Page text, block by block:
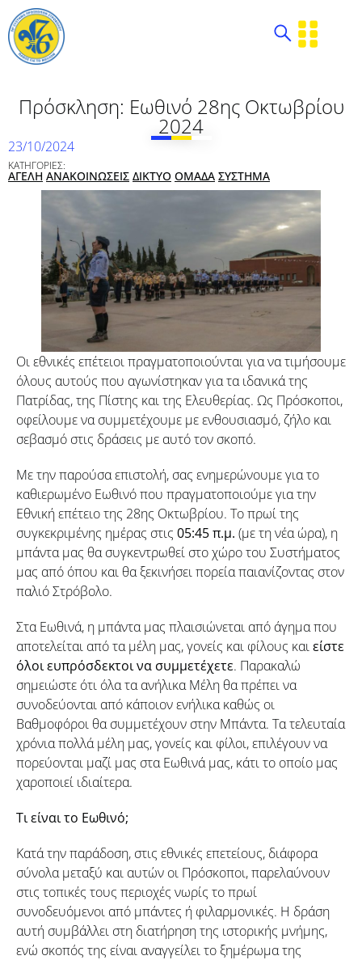
Πρόσκληση: Εωθινό 28ης Οκτωβρίου
2024
23/10/2024
ΚΑΤΗΓΟΡΙΕΣ:
ΑΓΕΛΗ ΑΝΑΚΟΙΝΩΣΕΙΣ ΔΙΚΤΥΟ ΟΜΑΔΑ ΣΥΣΤΗΜΑ
Οι εθνικές επέτειοι πραγματοποιούνται για να τιμήσουμε
όλους αυτούς που αγωνίστηκαν για τα ιδανικά της
Πατρίδας, της Πίστης και της Ελευθερίας. Ως Πρόσκοποι,
οφείλουμε να συμμετέχουμε με ενθουσιασμό, ζήλο και
σεβασμό στις δράσεις με αυτό τον σκοπό.
Με την παρούσα επιστολή, σας ενημερώνουμε για το
καθιερωμένο Εωθινό που πραγματοποιούμε για την
Εθνική επέτειο της 28ης Οκτωβρίου. Το πρωί της
συγκεκριμένης ημέρας στις 05:45 π.μ. (με τη νέα ώρα), η
μπάντα μας θα συγκεντρωθεί στο χώρο του Συστήματος
μας από όπου και θα ξεκινήσει πορεία παιανίζοντας στον
παλιό Στρόβολο.
Στα Εωθινά, η μπάντα μας πλαισιώνεται από άγημα που
αποτελείται από τα μέλη μας, γονείς και φίλους καιείστε
όλοι ευπρόσδεκτοι να συμμετέχετε. Παρακαλώ
σημειώστε ότι όλα τα ανήλικα Μέλη θα πρέπει να
συνοδεύονται από κάποιον ενήλικα καθώς οι
Βαθμοφόροι θα συμμετέχουν στην Μπάντα. Τα τελευταία
χρόνια πολλά μέλη μας, γονείς και φίλοι, επιλέγουν να
πορεύονται μαζί μας στα Εωθινά μας, κάτι το οποίο μας
χαροποιεί ιδιαίτερα.
Τι είναι το Εωθινό;
Κατά την παράδοση, στις εθνικές επετείους, διάφορα
σύνολα μεταξύ και αυτών οι Πρόσκοποι, παρελαύνουν
στις τοπικές τους περιοχές νωρίς το πρωί
συνοδευόμενοι από μπάντες ή φιλαρμονικές. Η δράση
αυτή συμβάλλει στη διατήρηση της ιστορικής μνήμης,
ενώ σκοπός της είναι αναγγείλει το ξημέρωμα της